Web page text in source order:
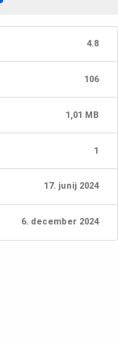
4.8
106
1,01 MB
1
17. junij 2024
6. december 2024